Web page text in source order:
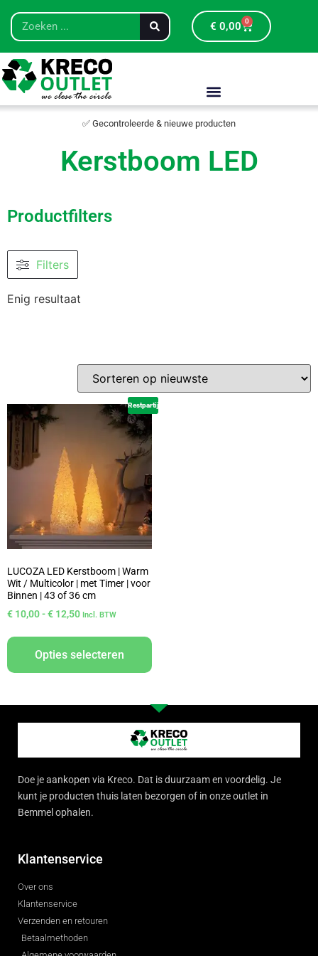
€ 0,00 0
✅ Gecontroleerde & nieuwe producten
Kerstboom LED
Productfilters
Filters
Enig resultaat
Restpartij
LUCOZA LED Kerstboom | Warm
Wit / Multicolor | met Timer | voor
Binnen | 43 of 36 cm
€ 10,00-€ 12,50 Incl. BTW
Opties selecteren
Doe je aankopen via Kreco. Dat is duurzaam en voordelig. Je
kunt je producten thuis laten bezorgen of in onze outlet in
Bemmel ophalen.
Klantenservice
Over ons
Klantenservice
Verzenden en retouren
Betaalmethoden